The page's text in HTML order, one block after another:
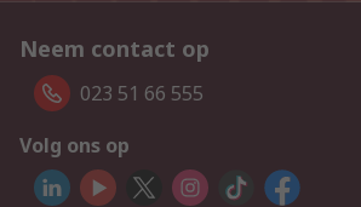
Neem contact op
023 51 66 555
Volg ons op